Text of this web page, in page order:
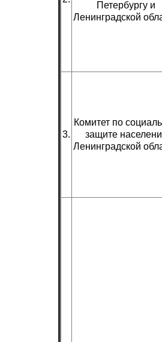
Петербургу и
Ленинградской
3.
Комитет по
защите
Ленинградской